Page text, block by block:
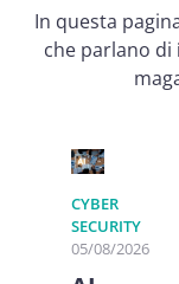
In questa
che parlano di
CYBER
SECURITY
05/08/2026